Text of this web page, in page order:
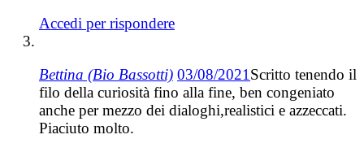
Accedi per rispondere
Bettina (Bio Bassotti) 03/08/2021Scritto tenendo il
filo della curiosità fino alla fine, ben congeniato
anche per mezzo dei dialoghi,realistici e azzeccati.
Piaciuto molto.